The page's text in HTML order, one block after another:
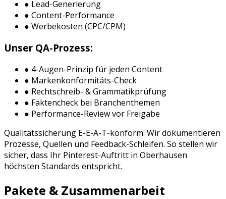
● Lead-Generierung
● Content-Performance
● Werbekosten (CPC/CPM)
Unser QA-Prozess:
● 4-Augen-Prinzip für jeden Content
● Markenkonformitäts-Check
● Rechtschreib- & Grammatikprüfung
● Faktencheck bei Branchenthemen
● Performance-Review vor Freigabe
Qualitätssicherung E-E-A-T-konform: Wir dokumentieren
Prozesse, Quellen und Feedback-Schleifen. So stellen wir
sicher, dass Ihr Pinterest-Auftritt in Oberhausen
höchsten Standards entspricht.
Pakete & Zusammenarbeit